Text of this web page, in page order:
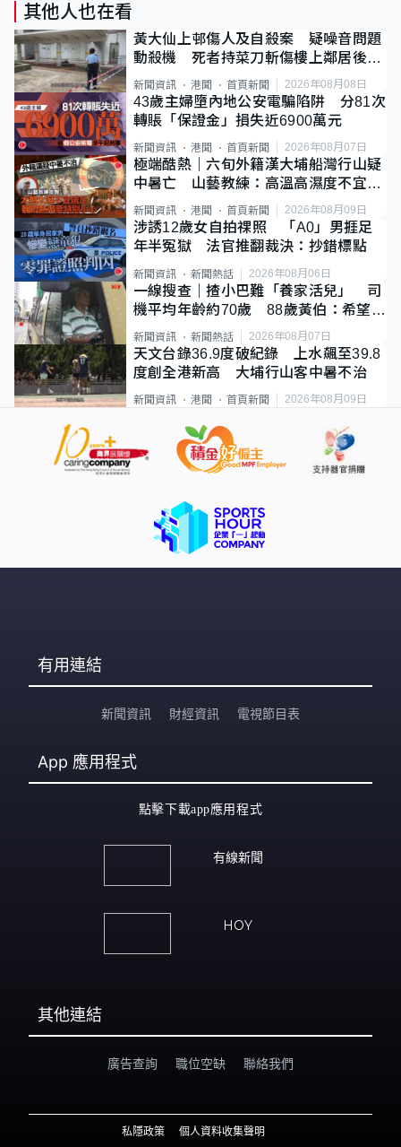
其他人也在看
黃大仙上邨傷人及自殺案 疑噪音問題
動殺機 死者持菜刀斬傷樓上鄰居後墮
斃
新聞資訊 港聞 首頁新聞 2026年08月08日
43歲主婦墮內地公安電騙陷阱 分81次
轉賬「保證金」損失近6900萬元
新聞資訊 港聞 首頁新聞 2026年08月07日
極端酷熱｜六旬外籍漢大埔船灣行山疑
中暑亡 山藝教練：高溫高濕度不宜遠
足
新聞資訊 港聞 首頁新聞 2026年08月09日
涉誘12歲女自拍祼照 「A0」男捱足
年半冤獄 法官推翻裁決：抄錯標點
新聞資訊 新聞熱話 2026年08月06日
一線搜查｜揸小巴難「養家活兒」 司
機平均年齡約70歲 88歲黃伯：希望一
直揸落去
新聞資訊 新聞熱話 2026年08月07日
天文台錄36.9度破紀錄 上水飆至39.8
度創全港新高 大埔行山客中暑不治
新聞資訊 港聞 首頁新聞 2026年08月09日
有用連結
新聞資訊 財經資訊 電視節目表
App 應用程式
點擊下載app應用程式
有線新聞
HOY
其他連結
廣告查詢 職位空缺 聯絡我們
私隱政策 個人資料收集聲明